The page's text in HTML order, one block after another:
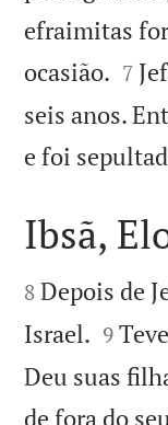
efraimitas
ocasião. 

7
seis anos.
e foi

Ibsã,

8 Depois de
Israel. 

9
Deu suas
de fora do